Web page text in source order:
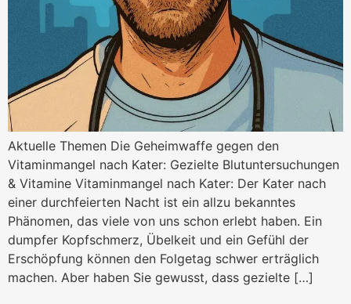
Aktuelle Themen Die Geheimwaffe gegen den
Vitaminmangel nach Kater: Gezielte Blutuntersuchungen
& Vitamine Vitaminmangel nach Kater: Der Kater nach
einer durchfeierten Nacht ist ein allzu bekanntes
Phänomen, das viele von uns schon erlebt haben. Ein
dumpfer Kopfschmerz, Übelkeit und ein Gefühl der
Erschöpfung können den Folgetag schwer erträglich
machen. Aber haben Sie gewusst, dass gezielte […]